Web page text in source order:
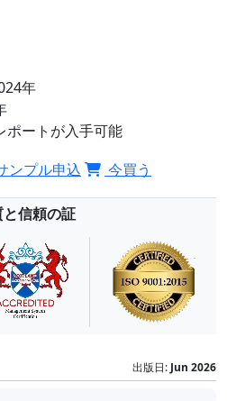
年
ポートが入手可能
ンプル申込 今買う
信頼の証
出版日: Jun 2026